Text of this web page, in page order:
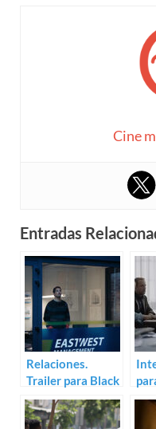
Cine
Entradas
Relaciones.
Trailer para Black
Box